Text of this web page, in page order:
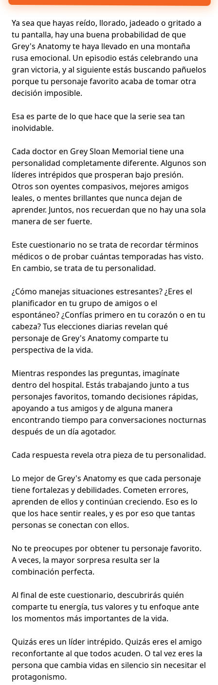
Ya sea que hayas reído, llorado, jadeado o gritado a
tu pantalla, hay una buena probabilidad de que
Grey's Anatomy te haya llevado en una montaña
rusa emocional. Un episodio estás celebrando una
gran victoria, y al siguiente estás buscando pañuelos
porque tu personaje favorito acaba de tomar otra
decisión imposible.
Esa es parte de lo que hace que la serie sea tan
inolvidable.
Cada doctor en Grey Sloan Memorial tiene una
personalidad completamente diferente. Algunos son
líderes intrépidos que prosperan bajo presión.
Otros son oyentes compasivos, mejores amigos
leales, o mentes brillantes que nunca dejan de
aprender. Juntos, nos recuerdan que no hay una sola
manera de ser fuerte.
Este cuestionario no se trata de recordar términos
médicos o de probar cuántas temporadas has visto.
En cambio, se trata detu personalidad.
¿Cómo manejas situaciones estresantes? ¿Eres el
planificador en tu grupo de amigos o el
espontáneo? ¿Confías primero en tu corazón o en tu
cabeza? Tus elecciones diarias revelan qué
personaje de Grey's Anatomy comparte tu
perspectiva de la vida.
Mientras respondes las preguntas, imagínate
dentro del hospital. Estás trabajando junto a tus
personajes favoritos, tomando decisiones rápidas,
apoyando a tus amigos y de alguna manera
encontrando tiempo para conversaciones nocturnas
después de un día agotador.
Cada respuesta revela otra pieza de tu personalidad.
Lo mejor de Grey's Anatomy es que cada personaje
tienefortalezas y debilidades. Cometen errores,
aprenden de ellos y continúan creciendo. Eso es lo
que los hace sentir reales, y es por eso que tantas
personas se conectan con ellos.
No te preocupes por obtener tu personaje favorito.
A veces, la mayor sorpresa resulta ser la
combinación perfecta.
Al final de este cuestionario, descubrirás quién
comparte tu energía, tus valores y tu enfoque ante
los momentos más importantes de la vida.
Quizás eres un líder intrépido. Quizás eres el amigo
reconfortante al que todos acuden. O tal vez eres la
persona que cambia vidas en silencio sin necesitar el
protagonismo.